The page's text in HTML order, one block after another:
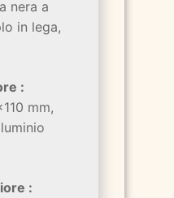
nera a
in lega,
:
mm,
: